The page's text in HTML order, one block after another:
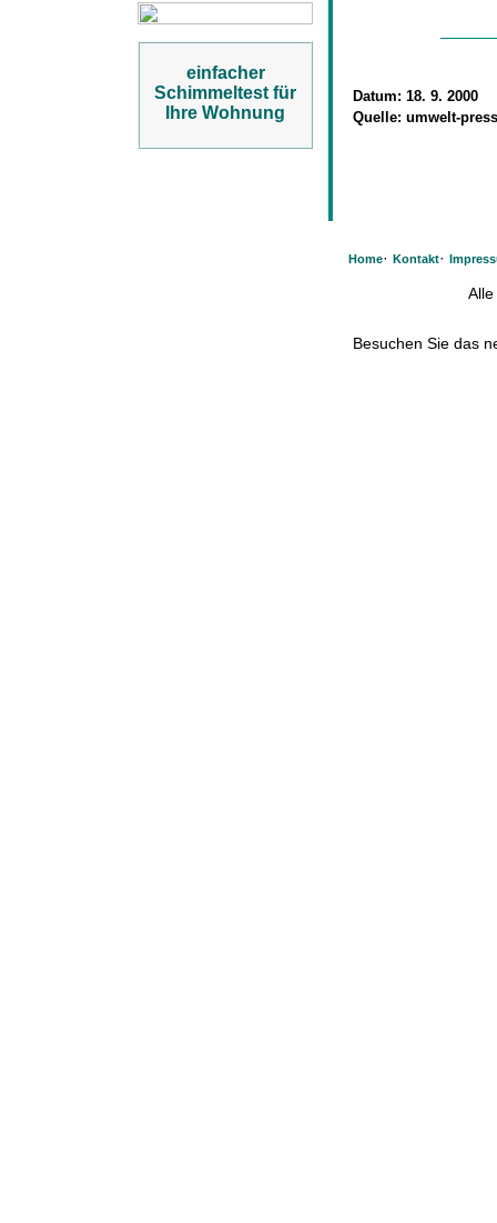
einfacher
Schimmeltest für
Ihre Wohnung
Datum: 18. 9. 2000
Quelle: umwelt-
Home· Kontakt·
Besuchen Sie das